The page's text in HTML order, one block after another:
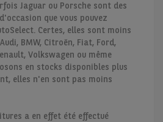
Jaguar ou Porsche sont des
que vous pouvez
Certes, elles sont moins
BMW, Citroën, Fiat, Ford,
Volkswagen ou même
en stocks disponibles plus
elles n'en sont pas moins
a en effet été effectué